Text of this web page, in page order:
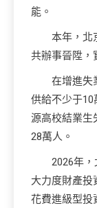
能。
本年，北
共辦事晉陞，
在增進失
供給不少于
源高校結業生
28萬人。
2026年
大力度財產投
花費進級型投